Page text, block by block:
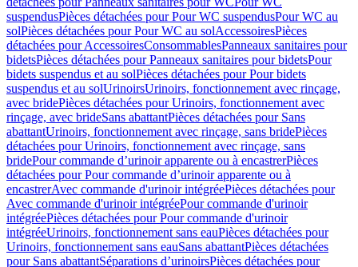
suspendusPièces détachées pour Pour WC suspendusPour WC au
solPièces détachées pour Pour WC au solAccessoiresPièces
détachées pour AccessoiresConsommablesPanneaux sanitaires pour
bidetsPièces détachées pour Panneaux sanitaires pour bidetsPour
bidets suspendus et au solPièces détachées pour Pour bidets
suspendus et au solUrinoirsUrinoirs, fonctionnement avec rinçage,
avec bridePièces détachées pour Urinoirs, fonctionnement avec
rinçage, avec brideSans abattantPièces détachées pour Sans
abattantUrinoirs, fonctionnement avec rinçage, sans bridePièces
détachées pour Urinoirs, fonctionnement avec rinçage, sans
bridePour commande d’urinoir apparente ou à encastrerPièces
détachées pour Pour commande d’urinoir apparente ou à
encastrerAvec commande d'urinoir intégréePièces détachées pour
Avec commande d'urinoir intégréePour commande d'urinoir
intégréePièces détachées pour Pour commande d'urinoir
intégréeUrinoirs, fonctionnement sans eauPièces détachées pour
Urinoirs, fonctionnement sans eauSans abattantPièces détachées
pour Sans abattantSéparations d’urinoirsPièces détachées pour